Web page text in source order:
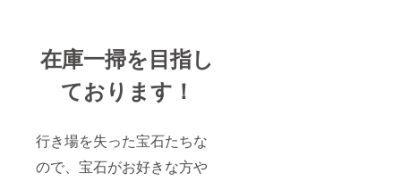
在庫一掃を目指し
ております！
行き場を失った宝石たちな
ので、宝石がお好きな方や